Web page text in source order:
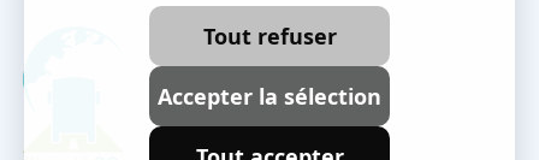
Tout refuser
Accepter la sélection